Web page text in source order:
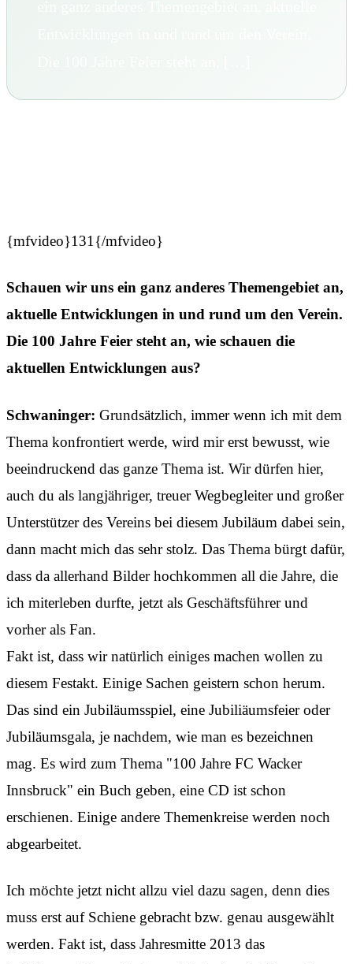
{mfvideo}131{/mfvideo}
Schauen wir uns ein ganz anderes Themengebiet an,
aktuelle Entwicklungen in und rund um den Verein.
Die 100 Jahre Feier steht an, wie schauen die
aktuellen Entwicklungen aus?
Schwaninger: Grundsätzlich, immer wenn ich mit dem
Thema konfrontiert werde, wird mir erst bewusst, wie
beeindruckend das ganze Thema ist. Wir dürfen hier,
auch du als langjähriger, treuer Wegbegleiter und großer
Unterstützer des Vereins bei diesem Jubiläum dabei sein,
dann macht mich das sehr stolz. Das Thema bürgt dafür,
dass da allerhand Bilder hochkommen all die Jahre, die
ich miterleben durfte, jetzt als Geschäftsführer und
vorher als Fan.
Fakt ist, dass wir natürlich einiges machen wollen zu
diesem Festakt. Einige Sachen geistern schon herum.
Das sind ein Jubiläumsspiel, eine Jubiliäumsfeier oder
Jubiläumsgala, je nachdem, wie man es bezeichnen
mag. Es wird zum Thema "100 Jahre FC Wacker
Innsbruck" ein Buch geben, eine CD ist schon
erschienen. Einige andere Themenkreise werden noch
abgearbeitet.
Ich möchte jetzt nicht allzu viel dazu sagen, denn dies
muss erst auf Schiene gebracht bzw. genau ausgewählt
werden. Fakt ist, dass Jahresmitte 2013 das